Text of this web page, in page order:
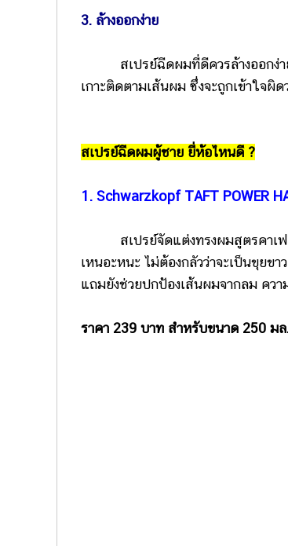
3. ล้างออกง่าย
สเปรย์ฉีดผมที่ดีควรล้างออกง่ายแ
เกาะติดตามเส้นผม ซึ่งจะถูกเข้าใจผิด
สเปรย์ฉีดผมผู้ชาย ยี่ห้อไหนดี ?
1. Schwarzkopf TAFT POWER
สเปรย์จัดแต่งทรงผมสูตรคาเฟอีน
เหนอะหนะ ไม่ต้องกลัวว่าจะเป็นขุยข
แถมยังช่วยปกป้องเส้นผมจากลม คว
ราคา 239 บาท สำหรับขนาด 250 ม